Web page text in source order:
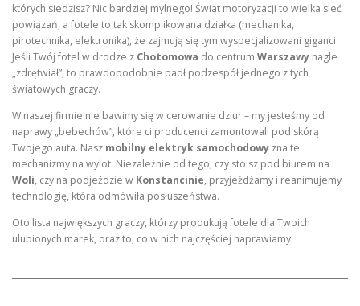
których siedzisz? Nic bardziej mylnego! Świat motoryzacji to wielka sieć
powiązań, a fotele to tak skomplikowana działka (mechanika,
pirotechnika, elektronika), że zajmują się tym wyspecjalizowani giganci.
Jeśli Twój fotel w drodze z Chotomowa do centrum Warszawy nagle
„zdrętwiał”, to prawdopodobnie padł podzespół jednego z tych
światowych graczy.
W naszej firmie nie bawimy się w cerowanie dziur – my jesteśmy od
naprawy „bebechów”, które ci producenci zamontowali pod skórą
Twojego auta. Nasz mobilny elektryk samochodowy zna te
mechanizmy na wylot. Niezależnie od tego, czy stoisz pod biurem na
Woli, czy na podjeździe w Konstancinie, przyjeżdżamy i reanimujemy
technologię, która odmówiła posłuszeństwa.
Oto lista największych graczy, którzy produkują fotele dla Twoich
ulubionych marek, oraz to, co w nich najczęściej naprawiamy.